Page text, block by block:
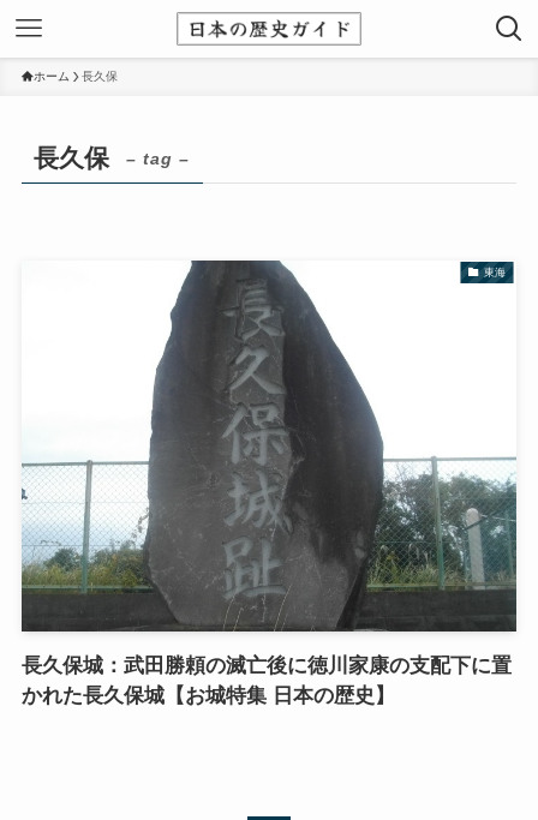
ホーム 長久保
長久保 – tag –
東海
長久保城：武田勝頼の滅亡後に徳川家康の支配下に置
かれた長久保城【お城特集 日本の歴史】